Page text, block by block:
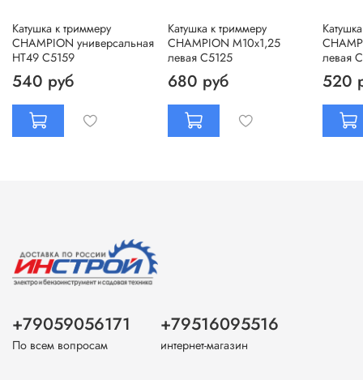
Катушка к триммеру
CHAMPION универсальная
HT49 C5159
540 руб
Катушка к триммеру
CHAMPION М10х1,25
левая C5125
680 руб
левая
520
+79059056171
По всем вопросам
+79516095516
интернет-магазин